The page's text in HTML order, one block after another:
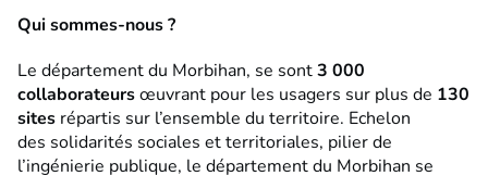
Qui sommes-nous ?
Le département du Morbihan, se sont3 000
collaborateursœuvrant pour les usagers sur plus de 130
sites répartis sur l’ensemble du territoire. Echelon
des solidarités sociales et territoriales, pilier de
l’ingénierie publique, le département du Morbihan se